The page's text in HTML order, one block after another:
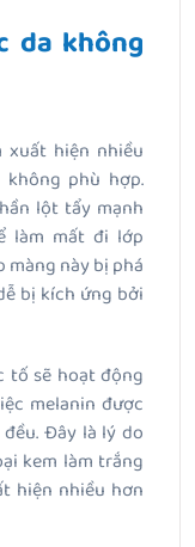
da không
xuất hiện nhiều
phù hợp.
lột tẩy mạnh
làm mất đi lớp
màng này bị phá
bị kích ứng bởi
tố sẽ hoạt động
melanin được
Đây là lý do
kem làm trắng
hiện nhiều hơn